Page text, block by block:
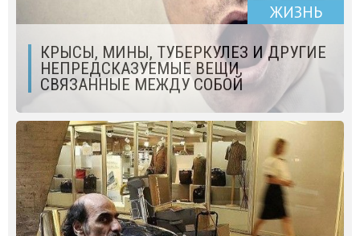
ЖИЗНЬ
КРЫСЫ, МИНЫ, ТУБЕРКУЛЕЗ И ДРУГИЕ
НЕПРЕДСКАЗУЕМЫЕ ВЕЩИ,
СВЯЗАННЫЕ МЕЖДУ СОБОЙ